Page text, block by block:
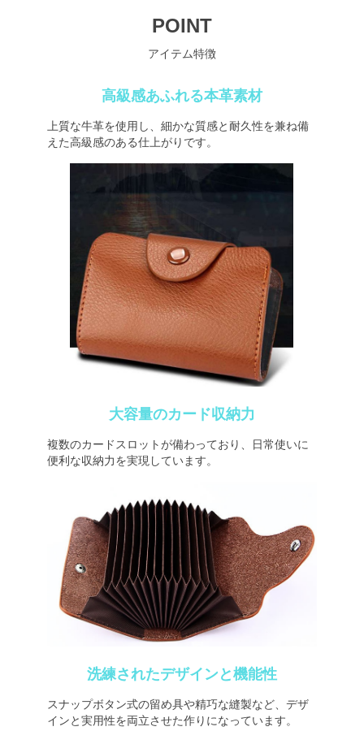
POINT
アイテム特徴
高級感あふれる本革素材
上質な牛革を使用し、細かな質感と耐久性を兼ね備
えた高級感のある仕上がりです。
大容量のカード収納力
複数のカードスロットが備わっており、日常使いに
便利な収納力を実現しています。
洗練されたデザインと機能性
スナップボタン式の留め具や精巧な縫製など、デザ
インと実用性を両立させた作りになっています。